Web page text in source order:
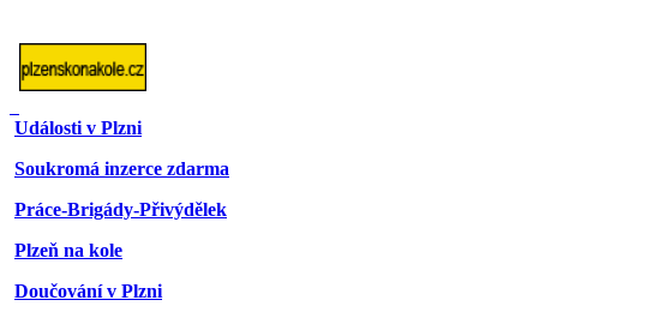
Události v Plzni
Soukromá inzerce zdarma
Práce-Brigády-Přivýdělek
Plzeň na kole
Doučování v Plzni